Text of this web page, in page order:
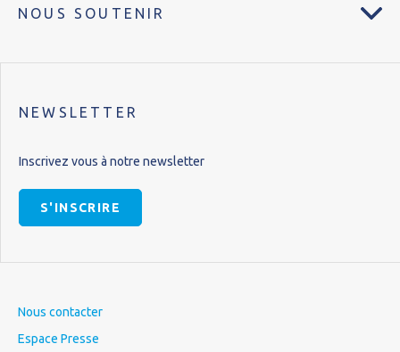
NOUS SOUTENIR
NEWSLETTER
Inscrivez vous à notre newsletter
S'INSCRIRE
Nous contacter
Espace Presse